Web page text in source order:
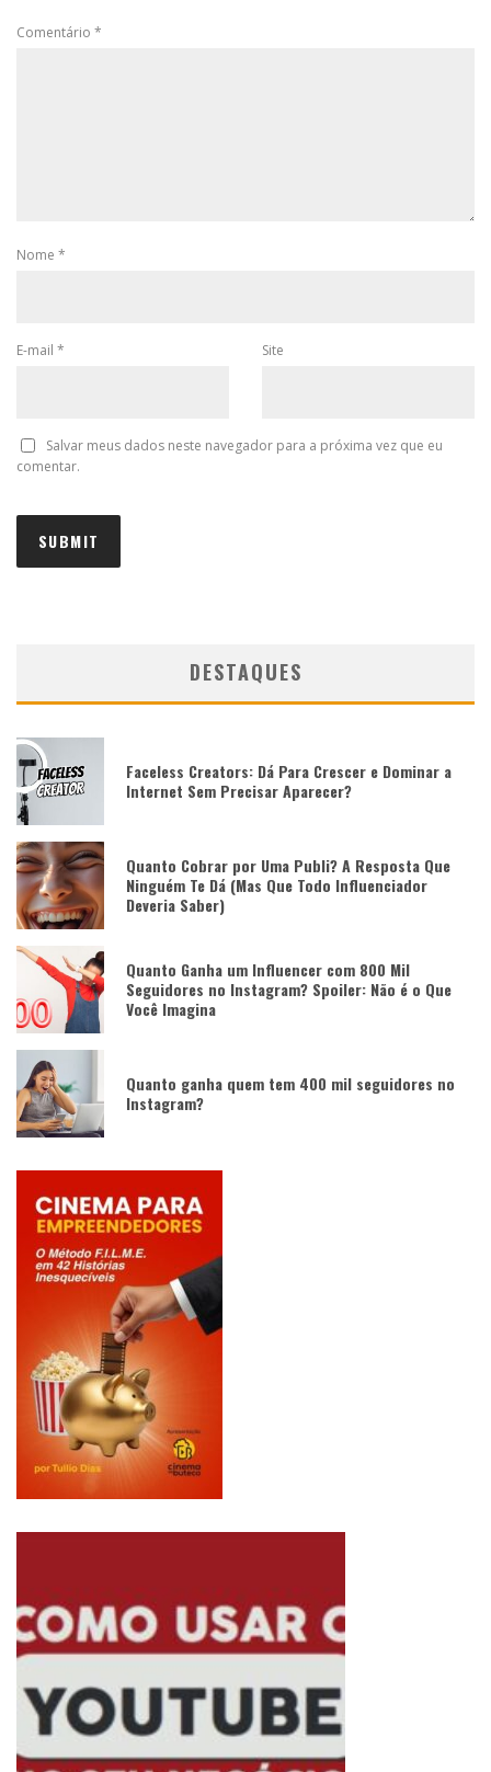
Comentário *
Nome *
E-mail * Site
Salvar meus dados neste navegador para a próxima vez que eu
comentar.
DESTAQUES
Faceless Creators: Dá Para Crescer e Dominar a
Internet Sem Precisar Aparecer?
Quanto Cobrar por Uma Publi? A Resposta Que
Ninguém Te Dá (Mas Que Todo Influenciador
Deveria Saber)
Quanto Ganha um Influencer com 800 Mil
Seguidores no Instagram? Spoiler: Não é o Que
Você Imagina
Quanto ganha quem tem 400 mil seguidores no
Instagram?